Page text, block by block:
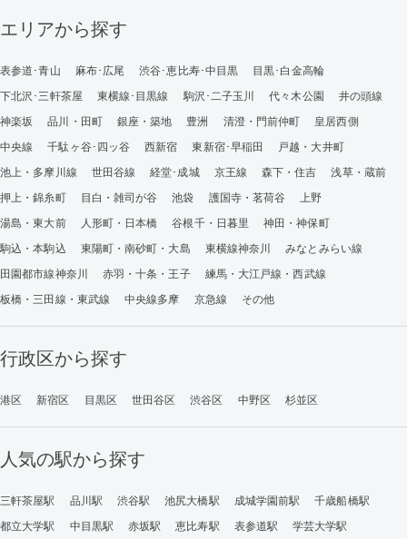
エリアから探す
表参道･青山 麻布･広尾 渋谷･恵比寿･中目黒
目黒･白金高輪
下北沢･三軒茶屋
東横線･目黒線 駒沢･二子玉川 代々木公園
井の頭線
神楽坂
品川・田町 銀座・築地 豊洲 清澄・門前仲町
皇居西側
中央線
千駄ヶ谷･四ッ谷 西新宿 東新宿･早稲田
戸越・大井町
池上・多摩川線
世田谷線 経堂･成城 京王線 森下・住吉
浅草・蔵前
押上・錦糸町
目白・雑司が谷 池袋 護国寺・茗荷谷
上野
湯島・東大前
人形町・日本橋 谷根千・日暮里
神田・神保町
駒込・本駒込
東陽町・南砂町・大島 東横線神奈川
みなとみらい線
田園都市線神奈川
赤羽・十条・王子
練馬・大江戸線・西武線
板橋・三田線・東武線
中央線多摩 京急線 その他
行政区から探す
港区 新宿区 目黒区 世田谷区 渋谷区 中野区 杉並区
人気の駅から探す
三軒茶屋駅 品川駅 渋谷駅 池尻大橋駅 成城学園前駅
千歳船橋駅
都立大学駅
中目黒駅 赤坂駅 恵比寿駅 表参道駅
学芸大学駅